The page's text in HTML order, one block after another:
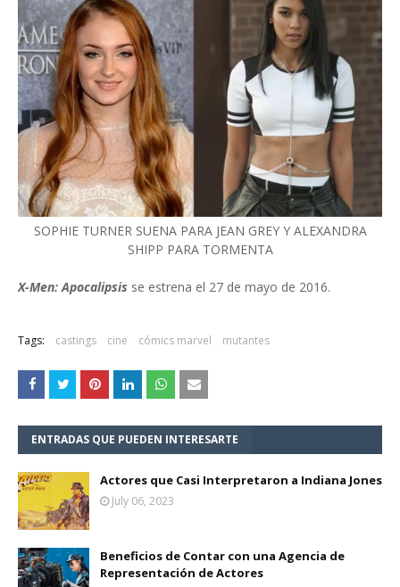
SOPHIE TURNER SUENA PARA JEAN GREY Y ALEXANDRA
SHIPP PARA TORMENTA
X-Men: Apocalipsis se estrena el 27 de mayo de 2016.
Tags: castings cine cómics marvel mutantes
ENTRADAS QUE PUEDEN INTERESARTE
Actores que Casi Interpretaron a Indiana Jones
July 06, 2023
Beneficios de Contar con una Agencia de
Representación de Actores